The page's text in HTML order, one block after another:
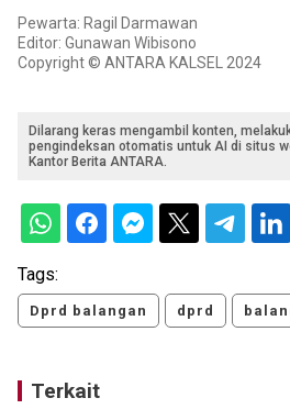
Pewarta: Ragil Darmawan
Editor: Gunawan Wibisono
Copyright © ANTARA KALSEL 2024
Dilarang keras mengambil konten,
pengindeksan otomatis untuk AI di situs
Kantor Berita ANTARA.
Tags:
Dprd balangan dprd
Terkait